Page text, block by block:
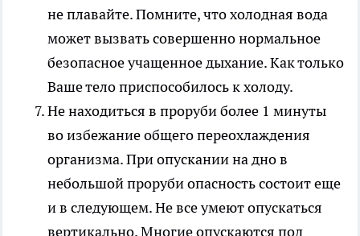
не плавайте. Помните, что холодная вода
может вызвать совершенно нормальное
безопасное учащенное дыхание. Как только
Ваше тело приспособилось к холоду.
Не находиться в проруби более 1 минуты
во избежание общего переохлаждения
организма. При опускании на дно в
небольшой проруби опасность состоит еще
и в следующем. Не все умеют опускаться
вертикально. Многие опускаются под